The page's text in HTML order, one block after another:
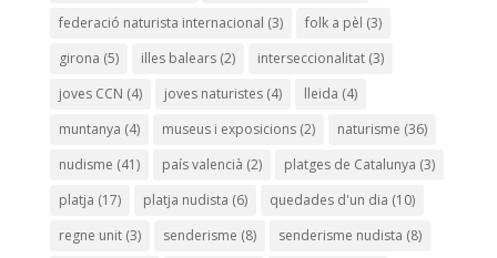
federació naturista internacional (3) folk a pèl (3)
girona (5) illes balears(2) interseccionalitat(3)
joves CCN (4) joves naturistes(4) lleida (4)
muntanya (4) museus i exposicions(2) naturisme (36)
nudisme (41) país valencià (2) platges de Catalunya (3)
platja (17) platja nudista (6) quedades d'un dia (10)
regne unit(3) senderisme (8) senderisme nudista (8)